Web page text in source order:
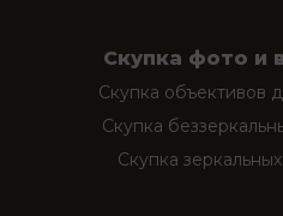
Скупка фото и
Скупка объективов
Скупка
Скупка